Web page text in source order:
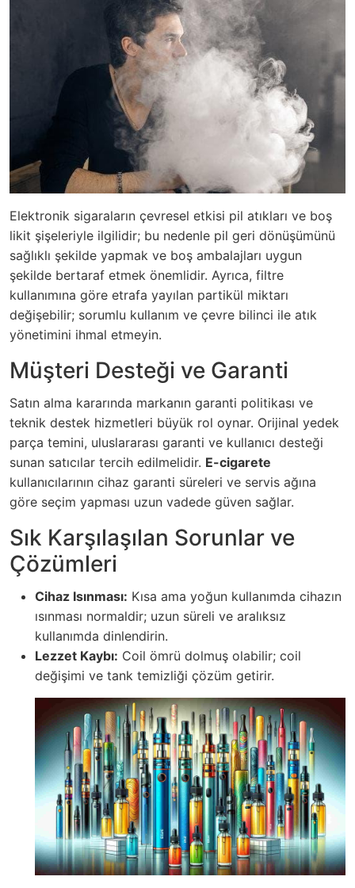
Elektronik sigaraların çevresel etkisi pil atıkları ve boş
likit şişeleriyle ilgilidir; bu nedenle pil geri dönüşümünü
sağlıklı şekilde yapmak ve boş ambalajları uygun
şekilde bertaraf etmek önemlidir. Ayrıca, filtre
kullanımına göre etrafa yayılan partikül miktarı
değişebilir; sorumlu kullanım ve çevre bilinci ile atık
yönetimini ihmal etmeyin.
Müşteri Desteği ve Garanti
Satın alma kararında markanın garanti politikası ve
teknik destek hizmetleri büyük rol oynar. Orijinal yedek
parça temini, uluslararası garanti ve kullanıcı desteği
sunan satıcılar tercih edilmelidir. E-cigarete
kullanıcılarının cihaz garanti süreleri ve servis ağına
göre seçim yapması uzun vadede güven sağlar.
Sık Karşılaşılan Sorunlar ve
Çözümleri
Cihaz Isınması: Kısa ama yoğun kullanımda cihazın
ısınması normaldir; uzun süreli ve aralıksız
kullanımda dinlendirin.
Lezzet Kaybı: Coil ömrü dolmuş olabilir; coil
değişimi ve tank temizliği çözüm getirir.